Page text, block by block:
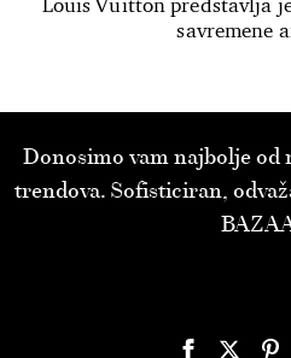
Louis Vuitton predstavlja
savremene
Donosimo vam najbolje od
trendova. Sofisticiran,